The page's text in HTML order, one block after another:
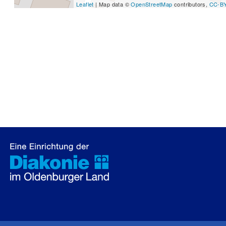
Leaflet | Map data ©OpenStreetMap contributors, CC-